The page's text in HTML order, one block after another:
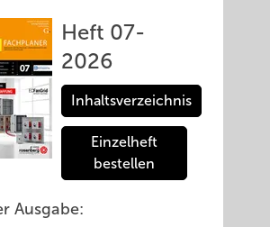
Heft 07-
2026
Inhaltsverzeichnis
Einzelheft
bestellen
Ausgabe: